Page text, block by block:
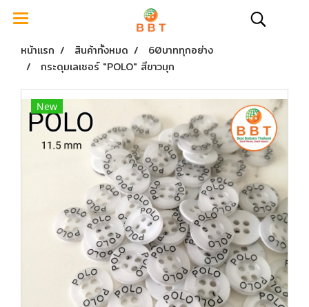
หน้าแรก สินค้าทั้งหมด
60บาททุกอย่าง
กระดุมเลเซอร์ "POLO" สีขาวมุก
New